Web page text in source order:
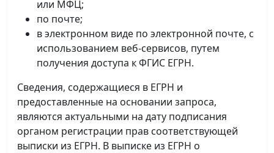
или МФЦ;
по почте;
в электронном виде по электронной почте, с
использованием веб-сервисов, путем
получения доступа к ФГИС ЕГРН.
Сведения, содержащиеся в ЕГРН и
предоставленные на основании запроса,
являются актуальными на дату подписания
органом регистрации прав соответствующей
выписки из ЕГРН. В выписке из ЕГРН о